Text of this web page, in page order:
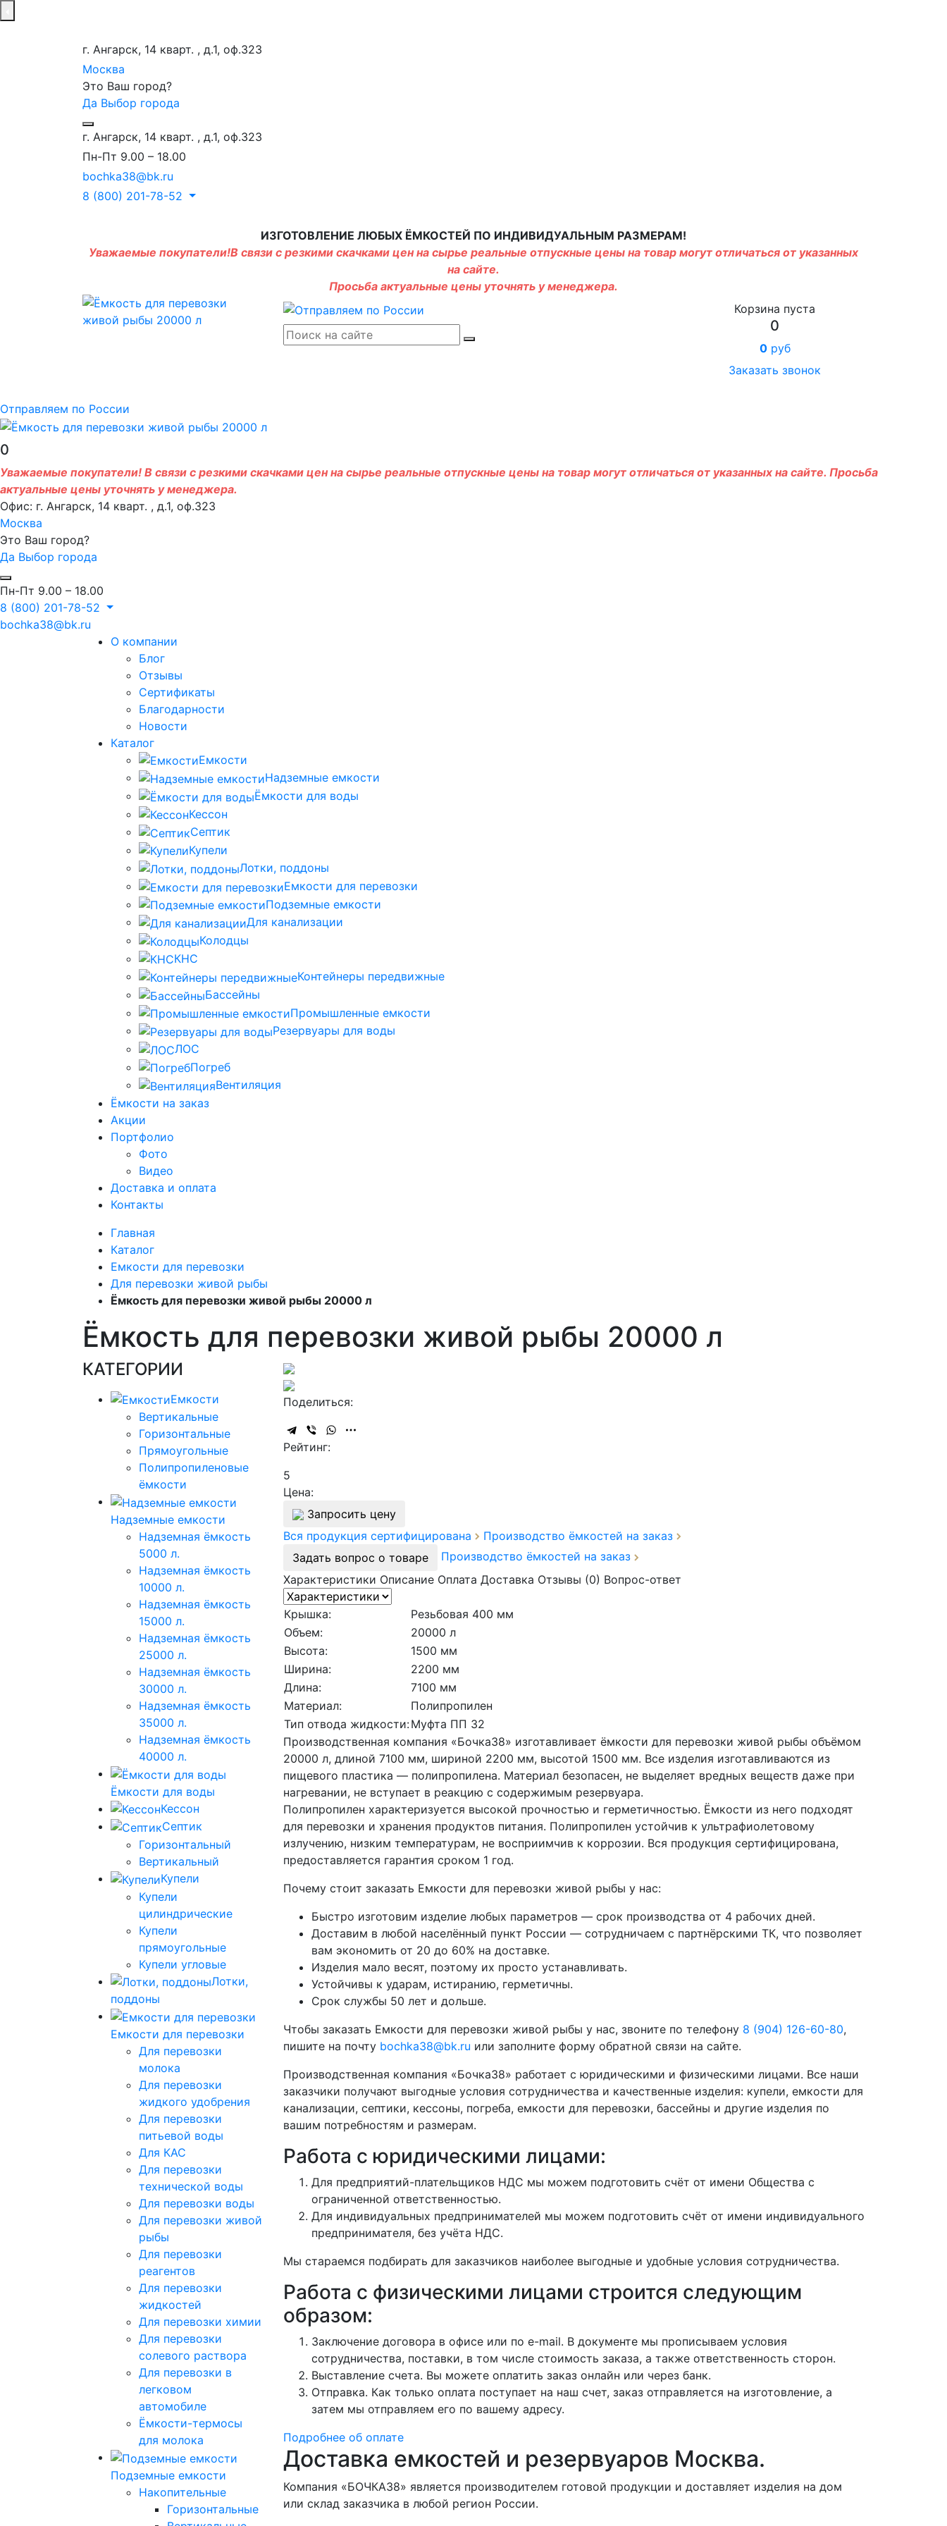
г. Ангарск, 14 кварт. , д.1, оф.323
Москва
Это Ваш город?
Да Выбор города
г. Ангарск, 14 кварт. , д.1, оф.323
Пн-Пт 9.00 – 18.00
bochka38@bk.ru
8 (800) 201-78-52
ИЗГОТОВЛЕНИЕ ЛЮБЫХ ЁМКОСТЕЙ ПО ИНДИВИДУАЛЬНЫМ РАЗМЕРАМ!
Уважаемые покупатели!В связи с резкими скачками цен на сырье реальные отпускные цены на товар могут отличаться от указанных
на сайте.
Просьба актуальные цены уточнять у менеджера.
Корзина пуста
0
0руб
Заказать звонок
Отправляем по России
0
Уважаемые покупатели! В связи с резкими скачками цен на сырье реальные отпускные цены на товар могут отличаться от указанных на сайте. Просьба
актуальные цены уточнять у менеджера.
Офис: г. Ангарск, 14 кварт. , д.1, оф.323
Москва
Это Ваш город?
Да Выбор города
Пн-Пт 9.00 – 18.00
8 (800) 201-78-52
bochka38@bk.ru
О компании
Блог
Отзывы
Сертификаты
Благодарности
Новости
Каталог
Емкости
Надземные емкости
Ёмкости для воды
Кессон
Септик
Купели
Лотки, поддоны
Емкости для перевозки
Подземные емкости
Для канализации
Колодцы
КНС
Контейнеры передвижные
Бассейны
Промышленные емкости
Резервуары для воды
ЛОС
Погреб
Вентиляция
Ёмкости на заказ
Акции
Портфолио
Фото
Видео
Доставка и оплата
Контакты
Главная
Каталог
Емкости для перевозки
Для перевозки живой рыбы
Ёмкость для перевозки живой рыбы 20000 л
Ёмкость для перевозки живой рыбы 20000 л
КАТЕГОРИИ
Емкости
Вертикальные
Горизонтальные
Прямоугольные
Полипропиленовые
ёмкости
Надземные емкости
Надземная ёмкость
5000 л.
Надземная ёмкость
10000 л.
Надземная ёмкость
15000 л.
Надземная ёмкость
25000 л.
Надземная ёмкость
30000 л.
Надземная ёмкость
35000 л.
Надземная ёмкость
40000 л.
Ёмкости для воды
Кессон
Септик
Горизонтальный
Вертикальный
Купели
Купели
цилиндрические
Купели
прямоугольные
Купели угловые
Лотки,
поддоны
Емкости для перевозки
Для перевозки
молока
Для перевозки
жидкого удобрения
Для перевозки
питьевой воды
Для КАС
Для перевозки
технической воды
Для перевозки воды
Для перевозки живой
рыбы
Для перевозки
реагентов
Для перевозки
жидкостей
Для перевозки химии
Для перевозки
солевого раствора
Для перевозки в
легковом
автомобиле
Ёмкости-термосы
для молока
Подземные емкости
Накопительные
Горизонтальные
Поделиться:
Рейтинг:
5
Цена:
Запросить цену
Вся продукция сертифицирована
Производство ёмкостей на заказ
Задать вопрос о товаре
Производство ёмкостей на заказ
Характеристики Описание Оплата Доставка Отзывы (0) Вопрос-ответ
Крышка:
Резьбовая 400 мм
Объем:
20000 л
Высота:
1500 мм
Ширина:
2200 мм
Длина:
7100 мм
Материал:
Полипропилен
Тип отвода жидкости:Муфта ПП 32
Производственная компания «Бочка38» изготавливает ёмкости для перевозки живой рыбы объёмом
20000 л, длиной 7100 мм, шириной 2200 мм, высотой 1500 мм. Все изделия изготавливаются из
пищевого пластика — полипропилена. Материал безопасен, не выделяет вредных веществ даже при
нагревании, не вступает в реакцию с содержимым резервуара.
Полипропилен характеризуется высокой прочностью и герметичностью. Ёмкости из него подходят
для перевозки и хранения продуктов питания. Полипропилен устойчив к ультрафиолетовому
излучению, низким температурам, не восприимчив к коррозии. Вся продукция сертифицирована,
предоставляется гарантия сроком 1 год.
Почему стоит заказать Емкости для перевозки живой рыбы у нас:
Быстро изготовим изделие любых параметров — срок производства от 4 рабочих дней.
Доставим в любой населённый пункт России — сотрудничаем с партнёрскими ТК, что позволяет
вам экономить от 20 до 60% на доставке.
Изделия мало весят, поэтому их просто устанавливать.
Устойчивы к ударам, истиранию, герметичны.
Срок службы 50 лет и дольше.
Чтобы заказать Емкости для перевозки живой рыбы у нас, звоните по телефону 8 (904) 126-60-80,
пишите на почту bochka38@bk.ru или заполните форму обратной связи на сайте.
Производственная компания «Бочка38» работает с юридическими и физическими лицами. Все наши
заказчики получают выгодные условия сотрудничества и качественные изделия: купели, емкости для
канализации, септики, кессоны, погреба, емкости для перевозки, бассейны и другие изделия по
вашим потребностям и размерам.
Работа с юридическими лицами:
Для предприятий-плательщиков НДС мы можем подготовить счёт от имени Общества с
ограниченной ответственностью.
Для индивидуальных предпринимателей мы можем подготовить счёт от имени индивидуального
предпринимателя, без учёта НДС.
Мы стараемся подбирать для заказчиков наиболее выгодные и удобные условия сотрудничества.
Работа с физическими лицами строится следующим
образом:
Заключение договора в офисе или по e-mail. В документе мы прописываем условия
сотрудничества, поставки, в том числе стоимость заказа, а также ответственность сторон.
Выставление счета. Вы можете оплатить заказ онлайн или через банк.
Отправка. Как только оплата поступает на наш счет, заказ отправляется на изготовление, а
затем мы отправляем его по вашему адресу.
Подробнее об оплате
Доставка емкостей и резервуаров Москва.
Компания «БОЧКА38» является производителем готовой продукции и доставляет изделия на дом
или склад заказчика в любой регион России.